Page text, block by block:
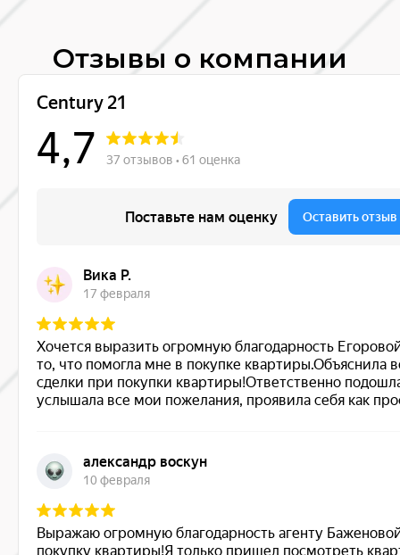
Отзывы о компании